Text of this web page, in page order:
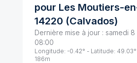
pour Les Moutiers-
14220 (Calvados)
Dernière mise à jour : samedi
08:00
Longitude: -0.42° - Latitude: 49.03
186m